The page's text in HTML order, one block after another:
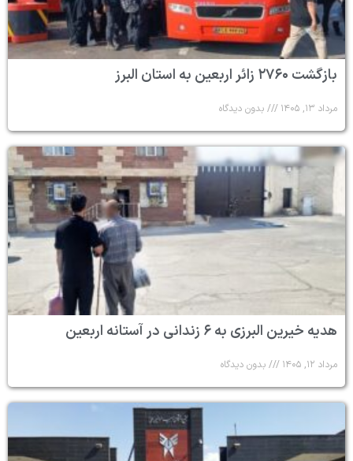
بازگشت ۲۷۶۰ زائر اربعین به استان البرز
مرداد ۱۳, ۱۴۰۵ بدون دیدگاه
هدیه خیرین البرزی به ۶ زندانی در آستانه اربعین
مرداد ۱۲, ۱۴۰۵ بدون دیدگاه